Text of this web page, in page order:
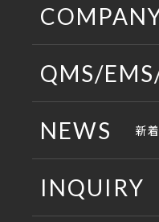
収納スペース
役員・応接スペース
ロビースペース
製造現場
総合カタログ
製品パンフレット
その他のパンフレット
コンセプト
生産部門
販売部門
QMS/
QMS
SDGs
NEWS 新
INQUIRY